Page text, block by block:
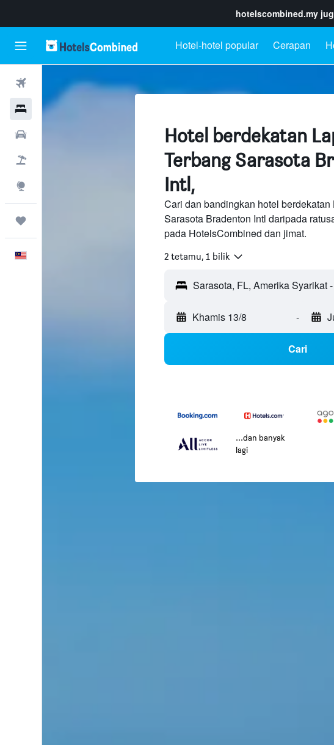
hotelscombined.my
Hotel-hotel popular Cerapan
Penerbangan
Hotel
Hotel berdekatan
Terbang Sarasota
Intl,
Cari dan bandingkan hotel berdekatan
Sarasota Bradenton Intl daripada
pada HotelsCombined dan jimat.
2 tetamu, 1 bilik
Khamis 13/8 -
Cari
...dan banyak
lagi